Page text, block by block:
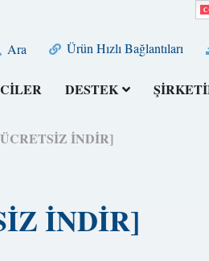
Ara Ürün Hızlı Bağlantıları
DESTEK
İNDİR]
İNDİR]